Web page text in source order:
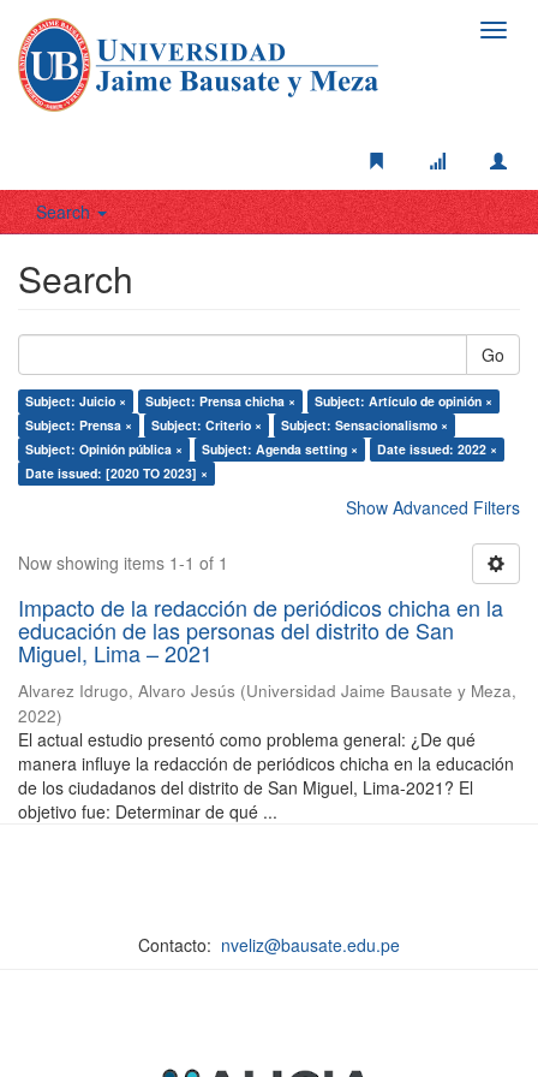
Search
Search
Go
Subject: Juicio × Subject: Prensa chicha ×
Subject: Artículo de opinión ×
Subject: Prensa ×
Subject: Criterio ×
Subject: Sensacionalismo ×
Subject: Opinión pública ×
Subject: Agenda setting ×
Date issued: 2022 ×
Date issued: [2020 TO 2023] ×
Show Advanced Filters
Now showing items 1-1 of 1
Impacto de la redacción de periódicos chicha en la
educación de las personas del distrito de San
Miguel, Lima – 2021
Alvarez Idrugo, Alvaro Jesús (Universidad Jaime Bausate y Meza,
2022)
El actual estudio presentó como problema general: ¿De qué
manera influye la redacción de periódicos chicha en la educación
de los ciudadanos del distrito de San Miguel, Lima-2021? El
objetivo fue: Determinar de qué ...
Contacto: nveliz@bausate.edu.pe